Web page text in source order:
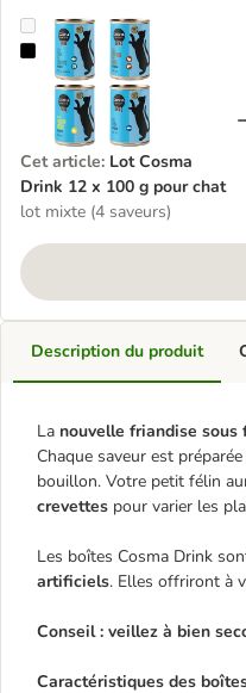
Lot Cosma Drink 12 x 100
Cet article: Lot Cosma
Drink 12 x 100 g pour chat
lot mixte (4 saveurs)
Description du produit
La nouvelle friandise sous
Chaque saveur est
bouillon. Votre petit félin
crevettes pour varier les
Les boîtes Cosma Drink
artificiels. Elles offriront à
Conseil : veillez à bien
Caractéristiques des